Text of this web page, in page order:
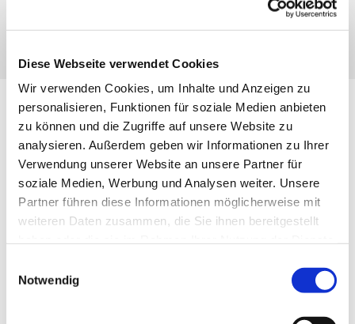
Diese Webseite verwendet Cookies
Wir verwenden Cookies, um Inhalte und Anzeigen zu
personalisieren, Funktionen für soziale Medien anbieten
zu können und die Zugriffe auf unsere Website zu
analysieren. Außerdem geben wir Informationen zu Ihrer
Verwendung unserer Website an unsere Partner für
soziale Medien, Werbung und Analysen weiter. Unsere
Partner führen diese Informationen möglicherweise mit
weiteren Daten zusammen, die Sie ihnen bereitgestellt
Notwendig
Heilig Kreuz, Kirche, Malchower Weg 22-24,
13053 Berlin